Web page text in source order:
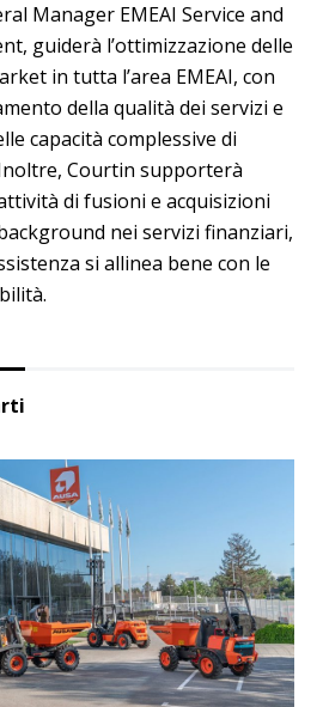
Manager EMEAI Service and
guiderà l’ottimizzazione delle
in tutta l’area EMEAI, con
della qualità dei servizi e
capacità complessive di
Courtin supporterà
di fusioni e acquisizioni
nei servizi finanziari,
si allinea bene con le